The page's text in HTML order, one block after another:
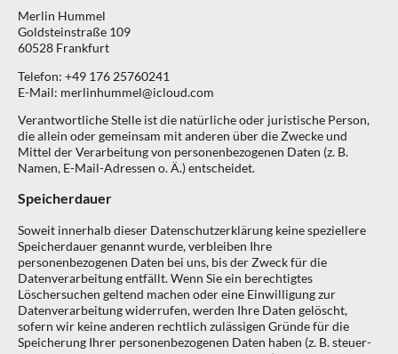
Merlin Hummel
Goldsteinstraße 109
60528 Frankfurt
Telefon: +49 176 25760241
E-Mail: merlinhummel@icloud.com
Verantwortliche Stelle ist die natürliche oder juristische Person,
die allein oder gemeinsam mit anderen über die Zwecke und
Mittel der Verarbeitung von personenbezogenen Daten (z. B.
Namen, E-Mail-Adressen o. Ä.) entscheidet.
Speicherdauer
Soweit innerhalb dieser Datenschutzerklärung keine speziellere
Speicherdauer genannt wurde, verbleiben Ihre
personenbezogenen Daten bei uns, bis der Zweck für die
Datenverarbeitung entfällt. Wenn Sie ein berechtigtes
Löschersuchen geltend machen oder eine Einwilligung zur
Datenverarbeitung widerrufen, werden Ihre Daten gelöscht,
sofern wir keine anderen rechtlich zulässigen Gründe für die
Speicherung Ihrer personenbezogenen Daten haben (z. B. steuer-